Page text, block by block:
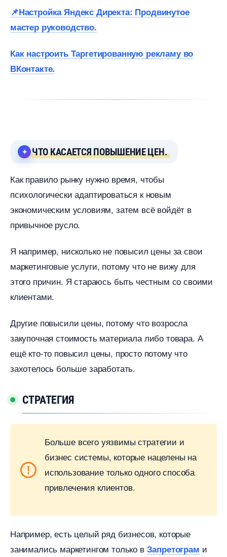
📌Настройка Яндекс Директа: Продвинутое
мастер руководство.
Как настроить Таргетированную рекламу во
Контакте.
ЧТО КАСАЕТСЯ ПОВЫШЕНИЕ ЦЕН.
Как правило рынку нужно время, чтобы
психологически адаптироваться к новым
экономическим условиям, затем всё войдёт
привычное русло.
Я например, нисколько не повысил цены за свои
маркетинговые услуги, потому что не вижу для
этого причин. Я стараюсь быть честным со своими
клиентами.
Другие повысили цены, потому что возросла
закупочная стоимость материала либо товара. А
ещё кто-то повысил цены, просто потому что
захотелось больше заработать.
СТРАТЕГИЯ
Больше всего уязвимы стратегии и
изнес системы, которые нацелены на
использование только одного способа
привлечения клиентов.
Например, есть целый ряд бизнесов, которые
занимались маркетингом только Запретограм и